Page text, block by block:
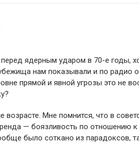
ядерным ударом в 70-е годы,
нам показывали и по радио
прямой и явной угрозы это не
возрасте. Мне помнится, что в
— боязливость по отношению к
было соткано из парадоксов,